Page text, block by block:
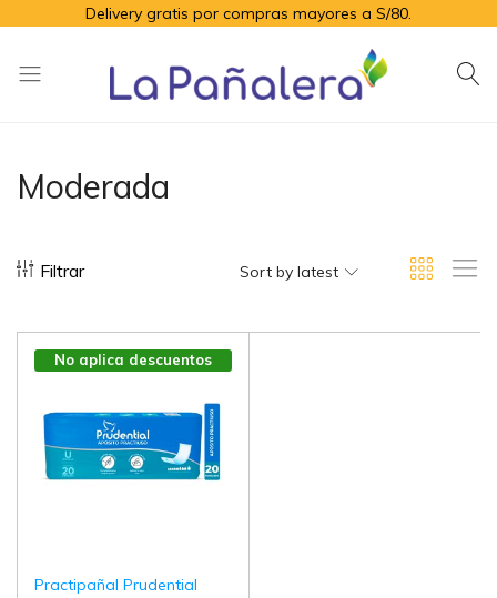
Delivery gratis por compras mayores a S/80.
para
Moderada
Filtrar Sort by latest
No aplica descuentos
Practipañal Prudential